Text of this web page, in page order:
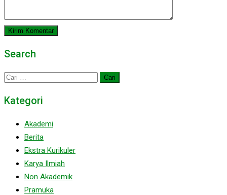
Search
Cari
Kategori
Akademi
Berita
Ekstra Kurikuler
Karya Ilmiah
Non Akademik
Pramuka